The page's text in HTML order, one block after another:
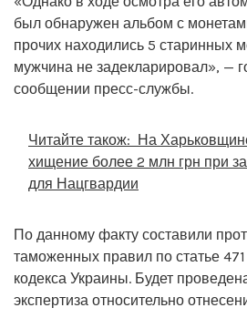
был обнаружен альбом с
прочих находились 5 старинных
мужчина не задекларировал», —
сообщении пресс-службы.
Читайте також: На
хищение более 2 млн грн при
для Нацгвардии
По данному факту составили
таможенных правил по статье
кодекса Украины. Будет
экспертиза относительно